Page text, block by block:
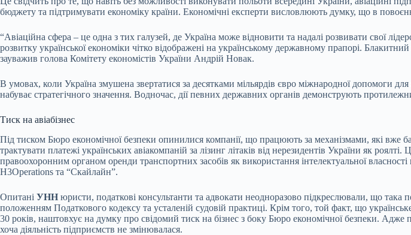
бюджету та підтримувати економіку країни. Економічні експерти висловлюють думку, що в
“Авіаційна сфера – це одна з тих галузей, де Україна може відновити та надалі розвивати свої
розвитку української економіки чітко відображені на українському державному прапорі.
зауважив голова Комітету економістів України Андрій Новак.
В умовах, коли Україна змушена звертатися за десятками мільярдів євро міжнародної допомоги
набуває стратегічного значення. Водночас, дії певних державних органів демонструють
Тиск на авіабізнес
Під тиском Бюро економічної безпеки опинилися компанії, що працюють за механізмами, які вже
трактувати платежі українських авіакомпаній за лізинг літаків від нерезидентів України як
правоохоронним органом оренди транспортних засобів як використання інтелектуальної
Н3Operations та “Скайлайн”.
Опитані УНН юристи, податкові консультанти та адвокати неодноразово підкреслювали, що
положенням Податкового кодексу та усталеній судовій практиці. Крім того, той факт, що
30 років, наштовхує на думку про свідомий тиск на бізнес з боку Бюро економічної безпеки. Адже
хоча діяльність підприємств не змінювалася.